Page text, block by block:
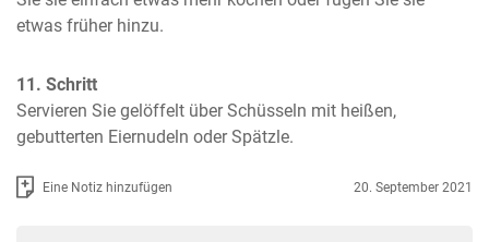
etwas früher hinzu.
11. Schritt
Servieren Sie gelöffelt über Schüsseln mit heißen,
gebutterten Eiernudeln oder Spätzle.
Eine Notiz hinzufügen 20. September 2021